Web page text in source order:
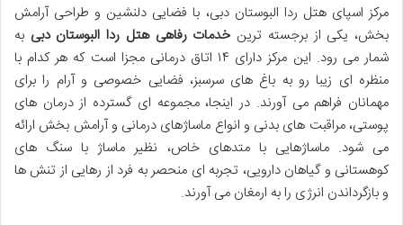
مرکز اسپای هتل ردا البوستان دبی، با فضایی دلنشین و طراحی آرامش
بخش، یکی از برجسته ترینخدمات رفاهی هتل ردا البوستان دبی به
شمار می رود. این مرکز دارای ۱۴ اتاق درمانی مجزا است که هر کدام با
منظره ای زیبا رو به باغ های سرسبز، فضایی خصوصی و آرام را برای
مهمانان فراهم می آورند. در اینجا، مجموعه ای گسترده از درمان های
پوستی، مراقبت های بدنی و انواع ماساژهای درمانی و آرامش بخش ارائه
می شود. ماساژهایی با متدهای خاص، نظیر ماساژ با سنگ های
کوهستانی و گیاهان دارویی، تجربه ای منحصر به فرد از رهایی از تنش ها
و بازگرداندن انرژی را به ارمغان می آورند.